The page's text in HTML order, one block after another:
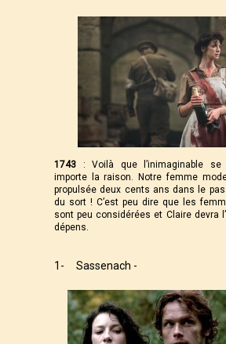
1743 : Voilà que l’inimaginable se
importe la raison. Notre femme
propulsée deux cents ans dans le
du sort ! C’est peu dire que les
sont peu considérées et Claire devra
dépens.
1- Sassenach -